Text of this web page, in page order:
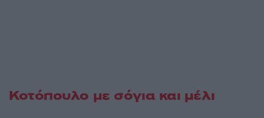
Κοτόπουλο με σόγια και μέλι